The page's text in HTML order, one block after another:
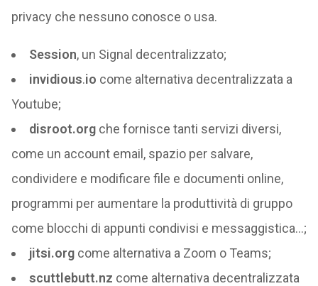
privacy che nessuno conosce o usa.
Session, un Signal decentralizzato;
invidious.io come alternativa decentralizzata a
Youtube;
disroot.orgche fornisce tanti servizi diversi,
come un account email, spazio per salvare,
condividere e modificare file e documenti online,
programmi per aumentare la produttività di gruppo
come blocchi di appunti condivisi e messaggistica…;
jitsi.orgcome alternativa a Zoom o Teams;
scuttlebutt.nz come alternativa decentralizzata